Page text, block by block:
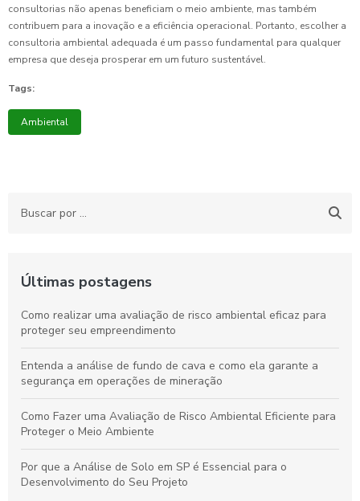
consultorias não apenas beneficiam o meio ambiente, mas também
contribuem para a inovação e a eficiência operacional. Portanto, escolher a
consultoria ambiental adequada é um passo fundamental para qualquer
empresa que deseja prosperar em um futuro sustentável.
Tags:
Ambiental
Últimas postagens
Como realizar uma avaliação de risco ambiental eficaz para
proteger seu empreendimento
Entenda a análise de fundo de cava e como ela garante a
segurança em operações de mineração
Como Fazer uma Avaliação de Risco Ambiental Eficiente para
Proteger o Meio Ambiente
Por que a Análise de Solo em SP é Essencial para o
Desenvolvimento do Seu Projeto